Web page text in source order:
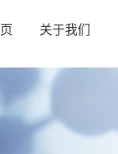
关于我们